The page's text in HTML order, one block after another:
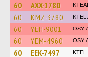
60 AXX-1780
60 KMZ-3780 KTEL
60 YEH-9001 OSY
60 YEM-4960 OSY
60 EEK-7497 KTEL